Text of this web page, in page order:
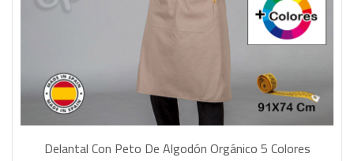
Delantal Con Peto De Algodón Orgánico 5 Colores